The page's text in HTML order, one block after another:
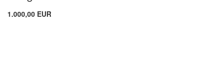
1.000,00 EUR